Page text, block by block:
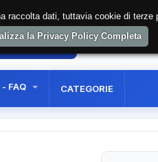
RISERVATA REGISTRAZIONE
FAQ CATEGORIE
dati, tuttavia cookie di terze
la Privacy Policy Completa